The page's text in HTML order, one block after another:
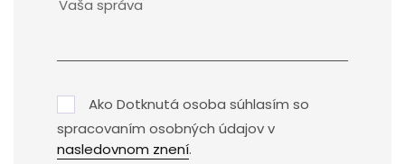
Ako Dotknutá osoba súhlasím so
spracovaním osobných údajov v
nasledovnom znení.